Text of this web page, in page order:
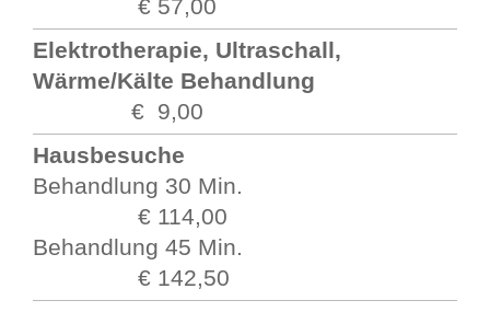
€ 57,00
Elektrotherapie, Ultraschall,
Wärme/Kälte Behandlung
€ 9,00
Hausbesuche
Behandlung 30 Min.
€ 114,00
Behandlung 45 Min.
€ 142,50